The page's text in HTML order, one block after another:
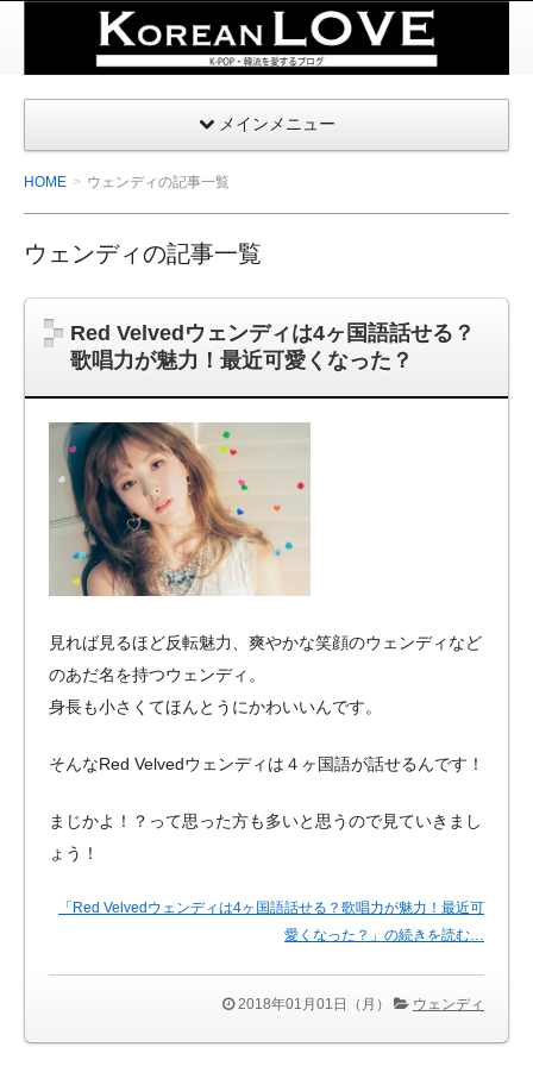
POP・
韓国を
| コリ
アンラ
ブ
メインメニュー
HOME ウェンディの記事一覧
ウェンディの記事一覧
Red Velvedウェンディは4ヶ国語話せる？
歌唱力が魅力！最近可愛くなった？
見れば見るほど反転魅力、爽やかな笑顔のウェンディなど
のあだ名を持つウェンディ。
身長も小さくてほんとうにかわいいんです。
そんなRed Velvedウェンディは４ヶ国語が話せるんです！
まじかよ！？って思った方も多いと思うので見ていきまし
ょう！
「Red Velvedウェンディは4ヶ国語話せる？歌唱力が魅力！最近可
愛くなった？」の続きを読む…
2018年01月01日（月） ウェンディ